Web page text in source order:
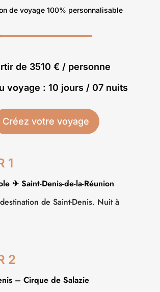
de voyage 100% personnalisable
de 3510 € / personne
voyage : 10 jours / 07 nuits
Créez votre voyage
1
✈ Saint-Denis-de-la-Réunion
de Saint-Denis. Nuit à
2
– Cirque de Salazie